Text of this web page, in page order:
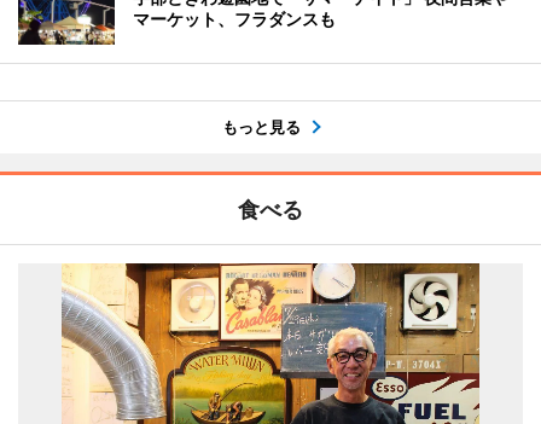
マーケット、フラダンスも
もっと見る
食べる